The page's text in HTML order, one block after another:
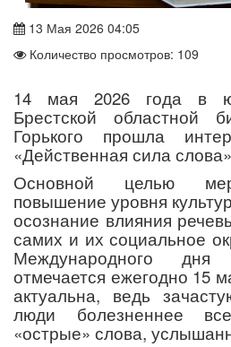
13 Мая 2026 04:05
Количество просмотров: 109
14 мая 2026 года в
Брестской областной
Горького прошла
«Действенная сила
Основной целью
повышение уровня
осознание влияния
самих и их социальное
Международного
отмечается ежегодно 15
актуальна, ведь
люди болезненнее
«острые» слова,